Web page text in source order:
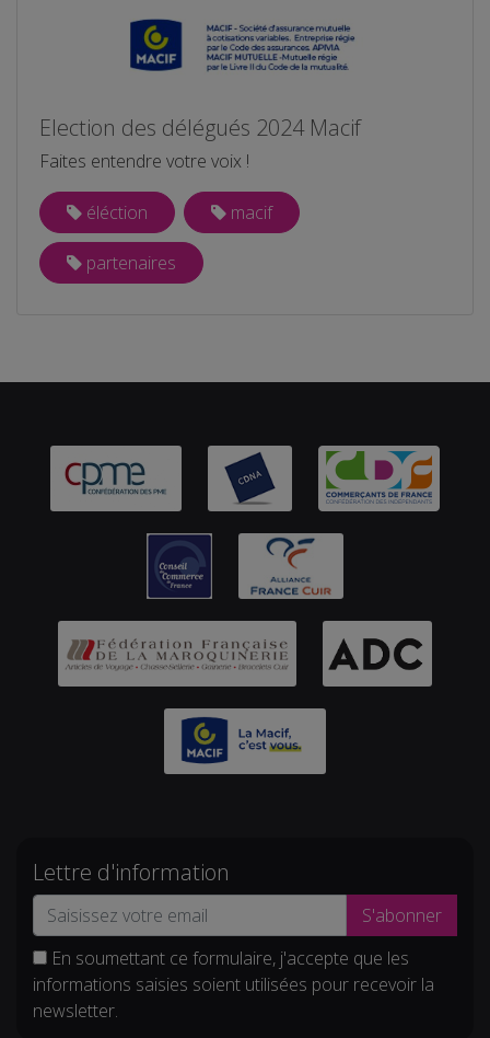
Election des délégués 2024 Macif
Faites entendre votre voix !
éléction macif
partenaires
Lettre d'information
S'abonner
En soumettant ce formulaire, j'accepte que les
informations saisies soient utilisées pour recevoir la
newsletter.